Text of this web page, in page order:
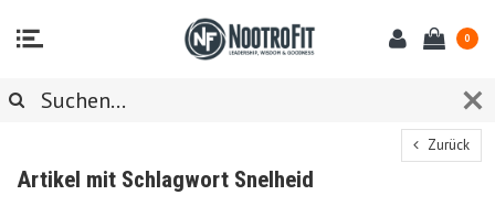
0
Zurück
Artikel mit Schlagwort Snelheid